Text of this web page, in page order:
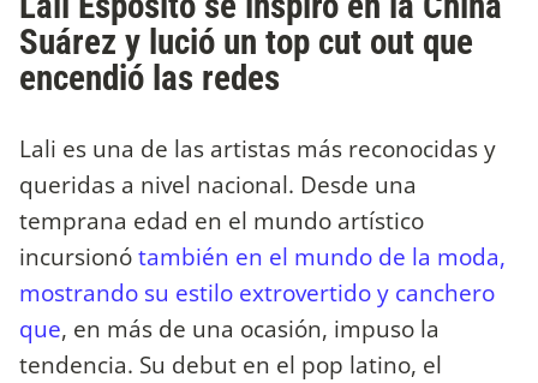
Suárez y lució un top cut out que
encendió las redes
Lali es una de las artistas más reconocidas y
queridas a nivel nacional. Desde una
temprana edad en el mundo artístico
incursionótambién en el mundo de la moda,
mostrando su estilo extrovertido y canchero
que, en más de una ocasión, impuso la
tendencia. Su debut en el pop latino, el